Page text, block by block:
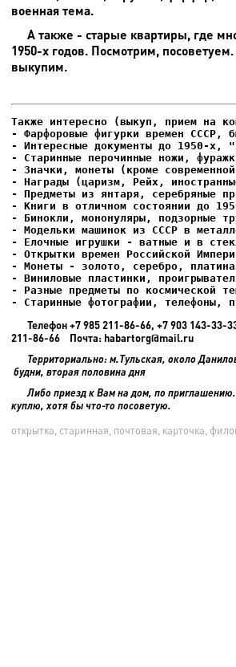
военная тема.
А также - старые квартиры, где
1950-х годов. Посмотрим,
выкупим.
- Фарфоровые фигурки времен СССР,
- Интересные документы до 1950-х,
- Елочные игрушки - ватные и в
- Старинные фотографии, телефоны,
Телефон +7 985 211-86-66, +7 903 143-33-
211-86-66 Почта: habartorg@mail.ru
Территориально: м.Тульская, около
будни, вторая половина дня
Либо приезд к Вам на дом, по
куплю, хотя бы что-то посоветую.
открытка, старинная, почтовая, карточка,